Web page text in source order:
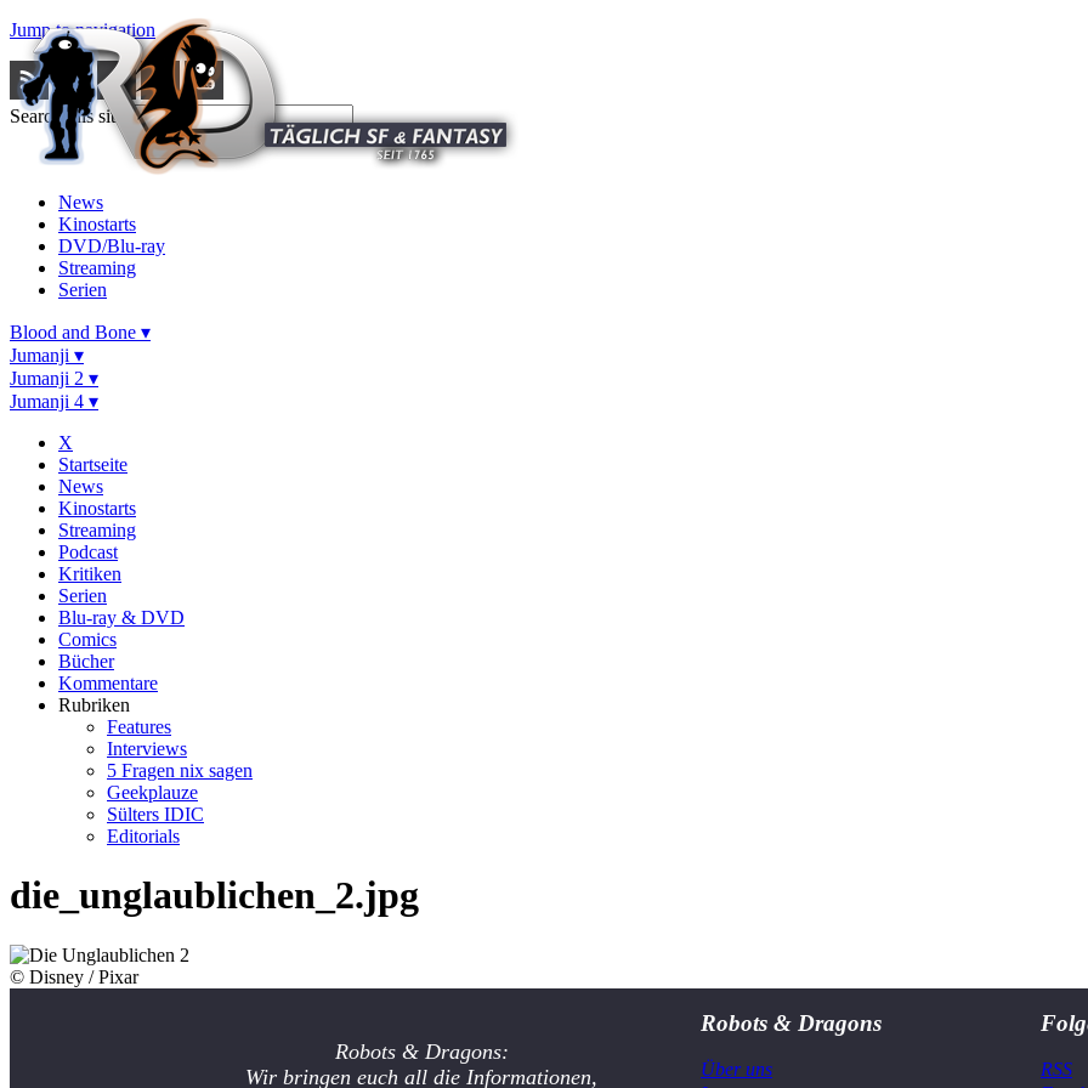
Jump to navigation
Search this site
News
Kinostarts
DVD/Blu-ray
Streaming
Serien
Blood and Bone ▾
Jumanji ▾
Jumanji 2 ▾
Jumanji 4 ▾
X
Startseite
News
Kinostarts
Streaming
Podcast
Kritiken
Serien
Blu-ray & DVD
Comics
Bücher
Kommentare
Rubriken
Features
Interviews
5 Fragen nix sagen
Geekplauze
Sülters IDIC
Editorials
die_unglaublichen_2.jpg
© Disney / Pixar
Robots & Dragons:
Wir bringen euch all die Informationen,
Robots & Dragons
Über uns
RSS